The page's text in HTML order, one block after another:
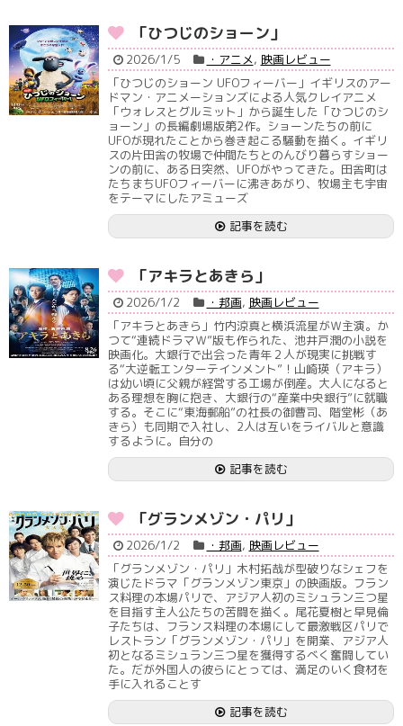
「ひつじのショーン」
2026/1/5 ・アニメ, 映画レビュー
「ひつじのショーン UFOフィーバー」イギリスのアー
ドマン・アニメーションズによる人気クレイアニメ
「ウォレスとグルミット」から誕生した「ひつじのシ
ョーン」の長編劇場版第2作。ショーンたちの前に
UFOが現れたことから巻き起こる騒動を描く。イギリ
スの片田舎の牧場で仲間たちとのんびり暮らすショー
ンの前に、ある日突然、UFOがやってきた。田舎町は
たちまちUFOフィーバーに沸きあがり、牧場主も宇宙
をテーマにしたアミューズ
記事を読む
「アキラとあきら」
2026/1/2 ・邦画, 映画レビュー
「アキラとあきら」竹内涼真と横浜流星がＷ主演。か
つて“連続ドラマＷ”版も作られた、池井戸潤の小説を
映画化。大銀行で出会った青年２人が現実に挑戦す
る“大逆転エンターテインメント”！山崎瑛（アキラ）
は幼い頃に父親が経営する工場が倒産。大人になると
ある理想を胸に抱き、大銀行の“産業中央銀行”に就職
する。そこに“東海郵船”の社長の御曹司、階堂彬（あ
きら）も同期で入社し、2人は互いをライバルと意識
するように。自分の
記事を読む
「グランメゾン・パリ」
2026/1/2 ・邦画, 映画レビュー
「グランメゾン・パリ」木村拓哉が型破りなシェフを
演じたドラマ「グランメゾン東京」の映画版。フラン
ス料理の本場パリで、アジア人初のミシュラン三つ星
を目指す主人公たちの苦闘を描く。尾花夏樹と早見倫
子たちは、フランス料理の本場にして最激戦区パリで
レストラン「グランメゾン・パリ」を開業、アジア人
初となるミシュラン三つ星を獲得するべく奮闘してい
た。だが外国人の彼らにとっては、満足のいく食材を
手に入れることす
記事を読む